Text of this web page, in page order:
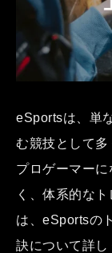
eSportsは、単
む競技として多
プロゲーマー
く、体系的な
は、eSportsの
訣について詳し